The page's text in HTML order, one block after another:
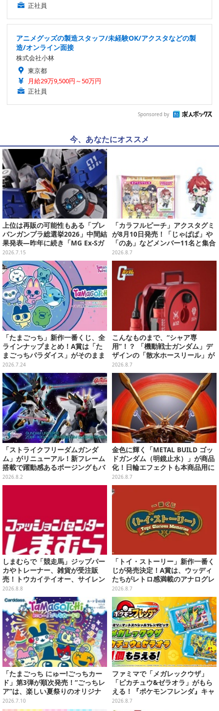
正社員
アニメグッズの製造スタッフ/未経験OK/アクスタなどの製
造/オンライン面接
株式会社小林
東京都
月給29万9,500円～50万円
正社員
Sponsored by
今、あなたにオススメ
上位は再販の可能性もある「プレ
バンガンプラ総選挙2026」中間結
果発表―昨年に続き「MG Ex-Sガ
ンダム/Sガンダム」が強い！TOP
20も注目
2026.7.15
「カラフルピーチ」アクスタグミ
が8月10日発売！「じゃぱぱ」や
「のあ」などメンバー11名と集合
デザイン全15種、ボールチェーン
付きでアクセサリーにも
2026.8.7
「たまごっち」新作一番くじ、全
ラインナップまとめ！A賞は「た
まごっちパラダイス」がそのまま
ビッグサイズになったアラームク
ロック
2026.7.24
こんなものまで、“シャア専
用”！？ 「機動戦士ガンダム」デ
ザインの「散水ホースリール」が
予約開始ーあえて存在感を放つ赤
さ
2026.8.7
「ストライクフリーダムガンダ
ム」がリニューアル！新フレーム
搭載で躍動感あるポージングもバ
ッチリ
2026.8.2
金色に輝く「METAL BUILD ゴッ
ドガンダム（明鏡止水）」が商品
化！日輪エフェクトも本商品用に
刷新した豪華仕様
2026.8.7
しまむらで「競走馬」ジップパー
カやトレーナー、雑貨が受注販
売！トウカイテイオー、サイレン
ススズカなど名馬をデザイン
2026.8.8
「トイ・ストーリー」新作一番く
じが発売決定！A賞は、ウッディ
たちがレトロ感満載のアナログレ
コード上を走る姿で立体化
2026.8.7
「たまごっち にゅー!ごっちカー
ド」第3弾が順次発売！“ごっちレ
ア”は、楽しい夏祭りのオリジナ
ルアートに
2026.7.10
ファミマで「メガレックウザ」
「ピカチュウ&ゼラオラ」がもら
える！『ポケモンフレンダ』キャ
ンペーンが8月11日開始
2026.8.7